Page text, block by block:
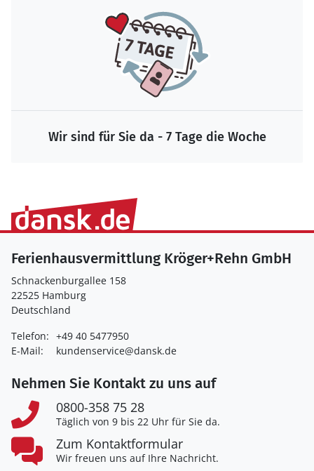
Wir sind für Sie da - 7 Tage die Woche
Ferienhausvermittlung Kröger+Rehn GmbH
Schnackenburgallee 158
22525 Hamburg
Deutschland
Telefon: +49 40 5477950
E-Mail:
kundenservice@dansk.de
Nehmen Sie Kontakt zu uns auf
0800-358 75 28
Täglich von 9 bis 22 Uhr für Sie da.
Zum Kontaktformular
Wir freuen uns auf Ihre Nachricht.